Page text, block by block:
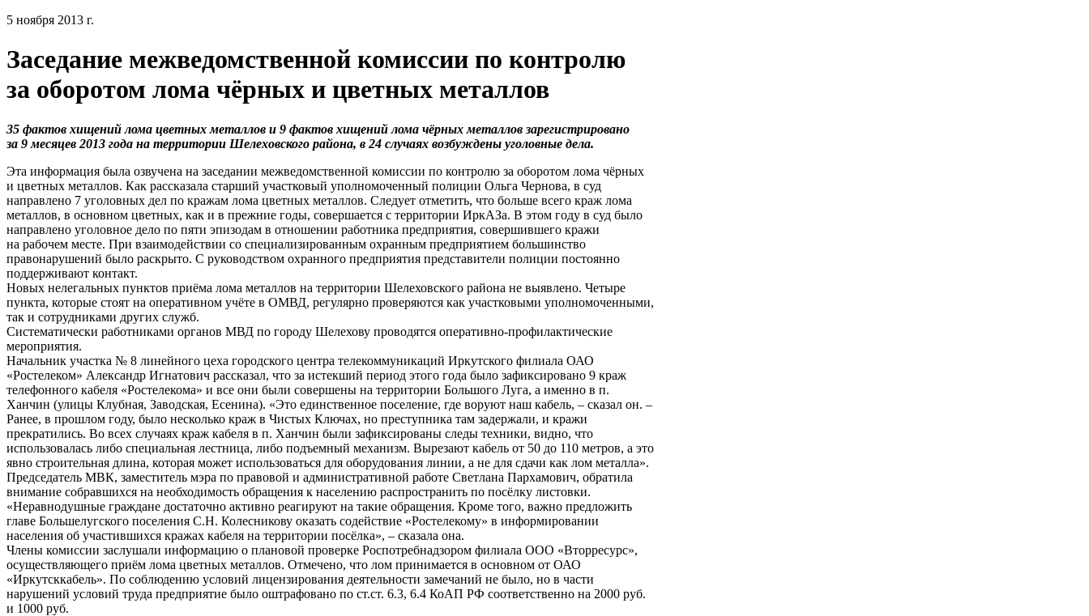
5 ноября 2013 г.
Заседание межведомственной комиссии по контролю
за оборотом лома чёрных и цветных металлов
35 фактов хищений лома цветных металлов и 9 фактов хищений лома чёрных металлов зарегистрировано
за 9 месяцев 2013 года на территории Шелеховского района, в 24 случаях возбуждены уголовные дела.
Эта информация была озвучена на заседании межведомственной комиссии по контролю за оборотом лома чёрных
и цветных металлов. Как рассказала старший участковый уполномоченный полиции Ольга Чернова, в суд
направлено 7 уголовных дел по кражам лома цветных металлов. Следует отметить, что больше всего краж лома
металлов, в основном цветных, как и в прежние годы, совершается с территории ИркАЗа. В этом году в суд было
направлено уголовное дело по пяти эпизодам в отношении работника предприятия, совершившего кражи
на рабочем месте. При взаимодействии со специализированным охранным предприятием большинство
правонарушений было раскрыто. С руководством охранного предприятия представители полиции постоянно
поддерживают контакт.
Новых нелегальных пунктов приёма лома металлов на территории Шелеховского района не выявлено. Четыре
пункта, которые стоят на оперативном учёте в ОМВД, регулярно проверяются как участковыми уполномоченными,
так и сотрудниками других служб.
Систематически работниками органов МВД по городу Шелехову проводятся оперативно-профилактические
мероприятия.
Начальник участка № 8 линейного цеха городского центра телекоммуникаций Иркутского филиала ОАО
«Ростелеком» Александр Игнатович рассказал, что за истекший период этого года было зафиксировано 9 краж
телефонного кабеля «Ростелекома» и все они были совершены на территории Большого Луга, а именно в п.
Ханчин (улицы Клубная, Заводская, Есенина). «Это единственное поселение, где воруют наш кабель, – сказал он. –
Ранее, в прошлом году, было несколько краж в Чистых Ключах, но преступника там задержали, и кражи
прекратились. Во всех случаях краж кабеля в п. Ханчин были зафиксированы следы техники, видно, что
использовалась либо специальная лестница, либо подъемный механизм. Вырезают кабель от 50 до 110 метров, а это
явно строительная длина, которая может использоваться для оборудования линии, а не для сдачи как лом металла».
Председатель МВК, заместитель мэра по правовой и административной работе Светлана Пархамович, обратила
внимание собравшихся на необходимость обращения к населению распространить по посёлку листовки.
«Неравнодушные граждане достаточно активно реагируют на такие обращения. Кроме того, важно предложить
главе Большелугского поселения С.Н. Колесникову оказать содействие «Ростелекому» в информировании
населения об участившихся кражах кабеля на территории посёлка», – сказала она.
Члены комиссии заслушали информацию о плановой проверке Роспотребнадзором филиала ООО «Вторресурс»,
осуществляющего приём лома цветных металлов. Отмечено, что лом принимается в основном от ОАО
«Иркутсккабель». По соблюдению условий лицензирования деятельности замечаний не было, но в части
нарушений условий труда предприятие было оштрафовано по ст.ст. 6.3, 6.4 КоАП РФ соответственно на 2000 руб.
и 1000 руб.